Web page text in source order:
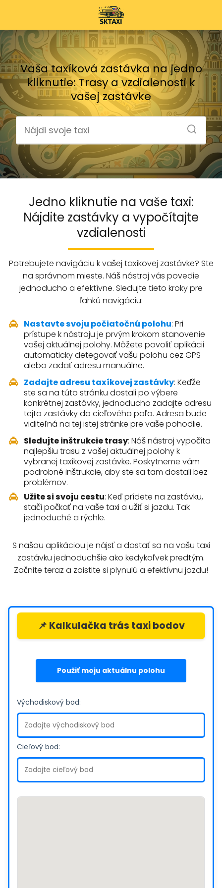
Vaša taxíková zastávka na jedno
kliknutie: Trasy a vzdialenosti k
vašej zastávke
Jedno kliknutie na vaše taxi:
Nájdite zastávky a vypočítajte
vzdialenosti
Potrebujete navigáciu k vašej taxíkovej zastávke? Ste
na správnom mieste. Náš nástroj vás povedie
jednoducho a efektívne. Sledujte tieto kroky pre
ľahkú navigáciu:
Nastavte svoju počiatočnú polohu: Pri
prístupe k nástroju je prvým krokom stanovenie
vašej aktuálnej polohy. Môžete povoliť aplikácii
automaticky detegovať vašu polohu cez GPS
alebo zadať adresu manuálne.
Zadajte adresu taxíkovej zastávky: Keďže
ste sa na túto stránku dostali po výbere
konkrétnej zastávky, jednoducho zadajte adresu
tejto zastávky do cieľového poľa. Adresa bude
viditeľná na tej istej stránke pre vaše pohodlie.
Sledujte inštrukcie trasy: Náš nástroj vypočíta
najlepšiu trasu z vašej aktuálnej polohy k
vybranej taxíkovej zastávke. Poskytneme vám
podrobné inštrukcie, aby ste sa tam dostali bez
problémov.
Užite si svoju cestu: Keď prídete na zastávku,
stačí počkať na vaše taxi a užiť si jazdu. Tak
jednoduché a rýchle.
S našou aplikáciou je nájsť a dostať sa na vašu taxi
zastávku jednoduchšie ako kedykoľvek predtým.
Začnite teraz a zaistite si plynulú a efektívnu jazdu!
📌 Kalkulačka trás taxi bodov
Použiť moju aktuálnu polohu
Východiskový bod:
Cieľový bod: